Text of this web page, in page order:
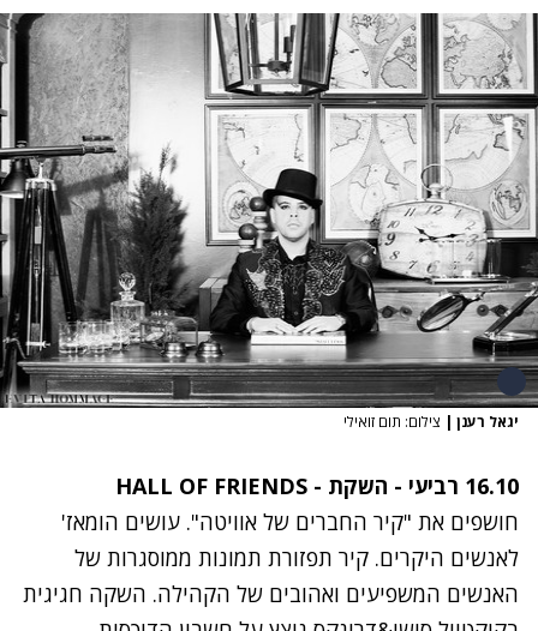
יגאל רענן | צילום: תום זואילי
16.10 רביעי - השקת - HALL OF FRIENDS
חושפים את "קיר החברים של אוויטה". עושים הומאז'
לאנשים היקרים. קיר תפזורת תמונות ממוסגרות של
האנשים המשפיעים ואהובים של הקהילה. השקה חגיגית